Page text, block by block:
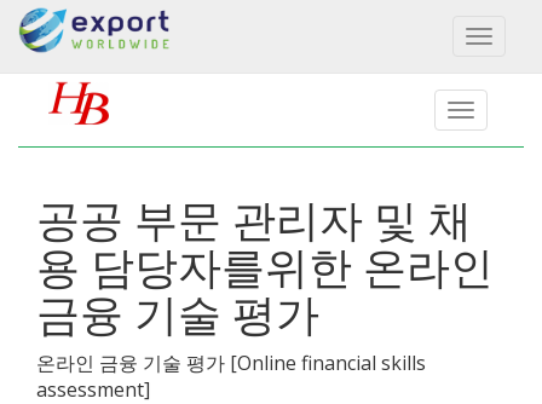
Toggle
공공 부문 관리자 및 채
용 담당자를위한 온라인
금융 기술 평가
온라인 금융 기술 평가 [Online financial skills
assessment]